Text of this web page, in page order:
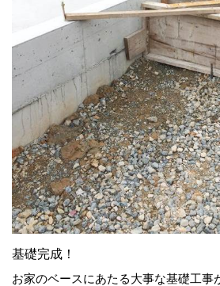
基礎完成！
お家のベースにあたる大事な基礎工事